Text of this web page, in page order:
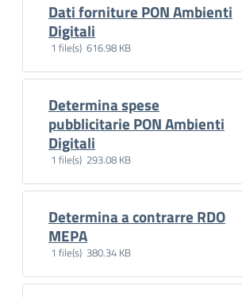
Dati forniture PON Ambienti
Digitali
1 file(s) 616.98 KB
Determina spese
pubblicitarie PON Ambienti
Digitali
1 file(s) 293.08 KB
Determina a contrarre RDO
MEPA
1 file(s) 380.34 KB